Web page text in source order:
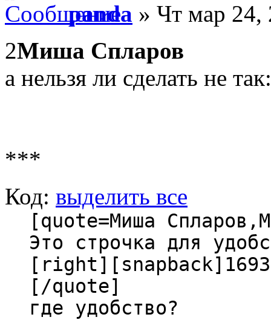
panda » Чт мар 24,
2Миша Спларов
а нельзя ли сделать не так:
***
Код: выделить все
[quote=Миша
Это строчка для
[/quote]
где удобство?